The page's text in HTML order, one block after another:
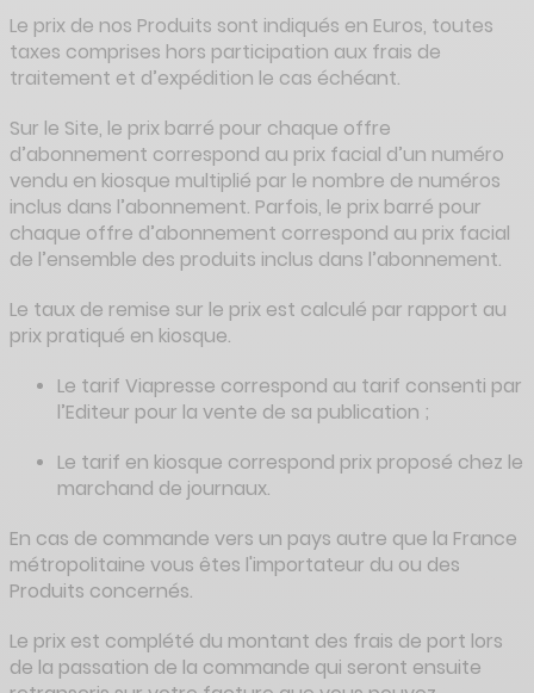
Le prix de nos Produits sont indiqués en Euros, toutes
taxes comprises hors participation aux frais de
traitement et d’expédition le cas échéant.
Sur le Site, le prix barré pour chaque offre
d’abonnement correspond au prix facial d’un numéro
vendu en kiosque multiplié par le nombre de numéros
inclus dans l’abonnement. Parfois, le prix barré pour
chaque offre d’abonnement correspond au prix facial
de l’ensemble des produits inclus dans l’abonnement.
Le taux de remise sur le prix est calculé par rapport au
prix pratiqué en kiosque.
Le tarif Viapresse correspond au tarif consenti par
l’Editeur pour la vente de sa publication ;
Le tarif en kiosque correspond prix proposé chez le
marchand de journaux.
En cas de commande vers un pays autre que la France
métropolitaine vous êtes l'importateur du ou des
Produits concernés.
Le prix est complété du montant des frais de port lors
de la passation de la commande qui seront ensuite